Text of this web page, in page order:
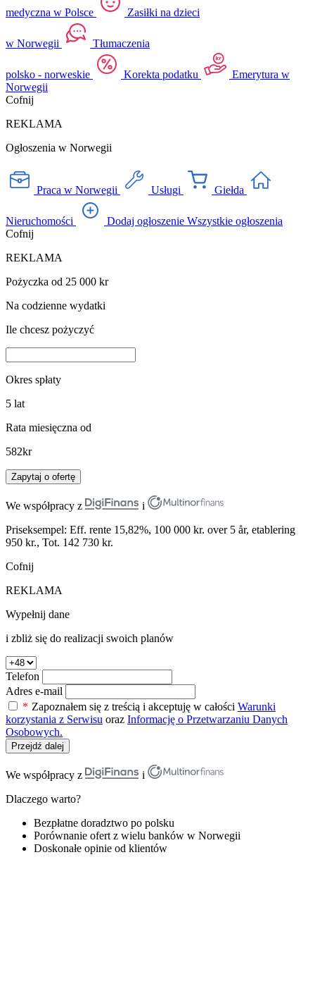
medyczna w Polsce Zasiłki na dzieci
w Norwegii Tłumaczenia
polsko - norweskie Korekta podatku
Emerytura w
Norwegii
Cofnij
REKLAMA
Ogłoszenia w Norwegii
Praca w Norwegii Usługi Giełda
Nieruchomości Dodaj ogłoszenie Wszystkie ogłoszenia
Cofnij
REKLAMA
Pożyczka od 25 000 kr
Na codzienne wydatki
Ile chcesz pożyczyć
Okres spłaty
5 lat
Rata miesięczna od
582kr
Zapytaj o ofertę
We współpracy z
i
Priseksempel: Eff. rente 15,82%, 100 000 kr. over 5 år, etablering
950 kr., Tot. 142 730 kr.
Cofnij
REKLAMA
Wypełnij dane
i zbliż się do realizacji swoich planów
Telefon
Adres e-mail
* Zapoznałem się z treścią i akceptuję w całości Warunki
korzystania z Serwisu oraz Informację o Przetwarzaniu Danych
Osobowych.
Przejdź dalej
We współpracy z
i
Dlaczego warto?
Bezpłatne doradztwo po polsku
Porównanie ofert z wielu banków w Norwegii
Doskonałe opinie od klientów